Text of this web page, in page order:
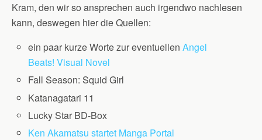
Kram, den wir so ansprechen auch irgendwo nachlesen
kann, deswegen hier die Quellen:
ein paar kurze Worte zur eventuellenAngel
Beats! Visual Novel
Fall Season: Squid Girl
Katanagatari 11
Lucky Star BD-Box
Ken Akamatsu startet Manga Portal